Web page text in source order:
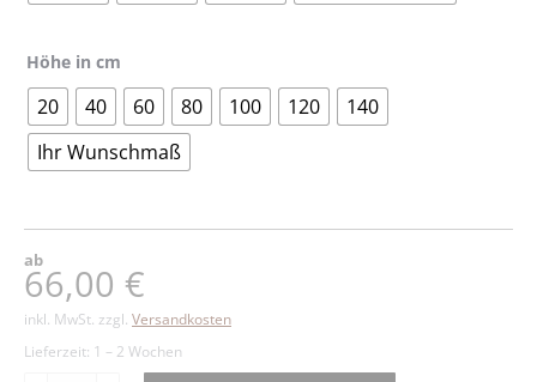
Höhe in cm
20 40 60 80 100 120
140
Ihr Wunschmaß
ab
66,00 €
inkl. MwSt. zzgl. Versandkosten
Lieferzeit: 1 – 2 Wochen